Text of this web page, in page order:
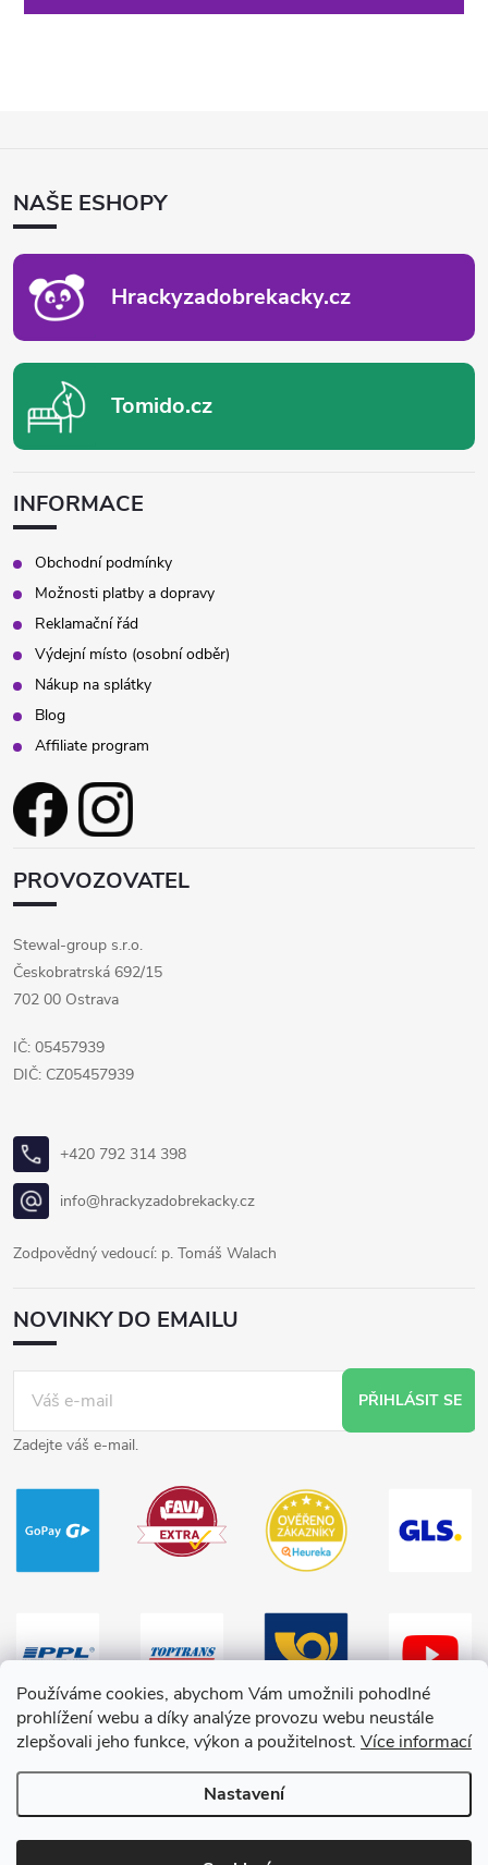
Používáme cookies, abychom Vám umožnili pohodlné
prohlížení webu a díky analýze provozu webu neustále
zlepšovali jeho funkce, výkon a použitelnost. Více informací
Nastavení
ANAŠE ESHOPY
Hrackyzadobrekacky.cz
Tomido.cz
INFORMACE
Obchodní podmínky
Možnosti platby a dopravy
Reklamační řád
Výdejní místo (osobní odběr)
Nákup na splátky
Blog
Affiliate program
PROVOZOVATEL
Stewal-group s.r.o.
Českobratrská 692/15
702 00 Ostrava
IČ: 05457939
DIČ: CZ05457939
+420 792 314 398
info@hrackyzadobrekacky.cz
Zodpovědný vedoucí: p. Tomáš Walach
NOVINKY DO EMAILU
PŘIHLÁSIT SE
Zadejte váš e-mail.